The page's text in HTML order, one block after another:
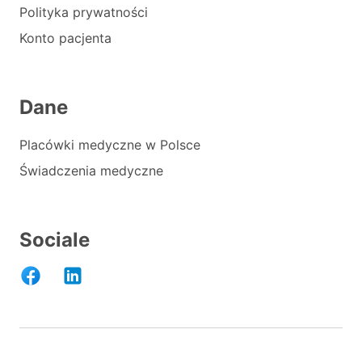
Polityka prywatności
Konto pacjenta
Dane
Placówki medyczne w Polsce
Świadczenia medyczne
Sociale